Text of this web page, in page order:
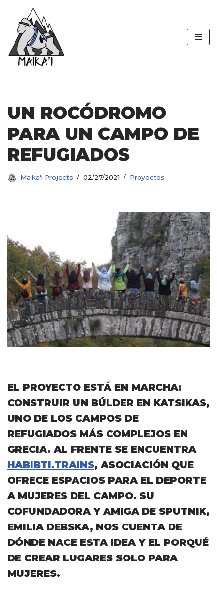
Saltar
contenido
UN ROCÓDROMO
PARA UN CAMPO DE
REFUGIADOS
Maika'i Projects 02/27/2021 Proyectos
EL PROYECTO ESTÁ EN MARCHA:
CONSTRUIR UN BÚLDER EN KATSIKAS,
UNO DE LOS CAMPOS DE
REFUGIADOS MÁS COMPLEJOS EN
GRECIA. AL FRENTE SE ENCUENTRA
HABIBTI.TRAINS, ASOCIACIÓN QUE
OFRECE ESPACIOS PARA EL DEPORTE
A MUJERES DEL CAMPO. SU
COFUNDADORA Y AMIGA DE SPUTNIK,
EMILIA DEBSKA, NOS CUENTA DE
DÓNDE NACE ESTA IDEA Y EL PORQUÉ
DE CREAR LUGARES SOLO PARA
MUJERES.